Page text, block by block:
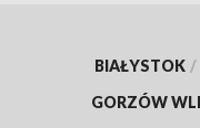
BIAŁYSTOK /
GORZÓW